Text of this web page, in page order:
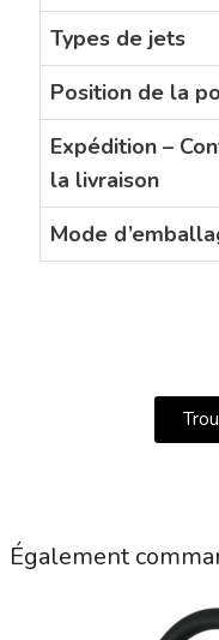
Types de jets
Position de la
Expédition –
la livraison
Mode
Également